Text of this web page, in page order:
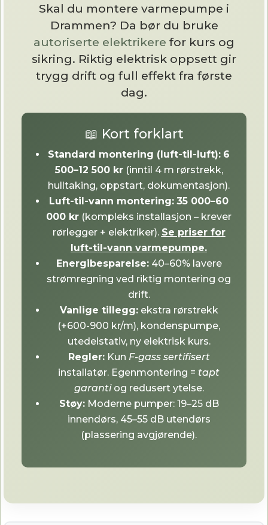
Skal du montere varmepumpe i
Drammen? Da bør du bruke
autoriserte elektrikere for kurs og
sikring. Riktig elektrisk oppsett gir
trygg drift og full effekt fra første
dag.
📖 Kort forklart
Standard montering (luft-til-luft): 6
500–12 500 kr(inntil 4 m rørstrekk,
hulltaking, oppstart, dokumentasjon).
Luft-til-vann montering: 35 000–60
000 kr (kompleks installasjon – krever
rørlegger + elektriker). Se priser for
luft-til-vann varmepumpe.
Energibesparelse:40–60% lavere
strømregning ved riktig montering og
drift.
Vanlige tillegg:ekstra rørstrekk
(+600-900 kr/m), kondenspumpe,
utedelstativ, ny elektrisk kurs.
Regler:Kun F-gass sertifisert
installatør. Egenmontering = tapt
garantiog redusert ytelse.
Støy:Moderne pumper: 19–25 dB
innendørs, 45–55 dB utendørs
(plassering avgjørende).